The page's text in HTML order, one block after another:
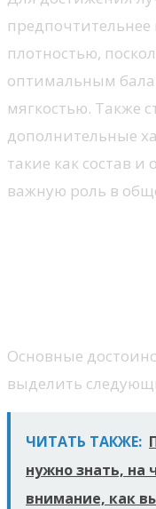
плотностью,
оптимальным
мягкостью. Также
дополнительные
такие как состав
важную роль в
Основные
выделить
ЧИТАТЬ ТАКЖЕ:
нужно знать, на
внимание, как